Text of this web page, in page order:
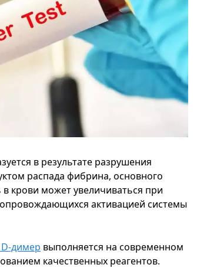
в результате разрушения
распада фибрина, основного
в крови может увеличиваться при
активацией системы
димер выполняется на современном
качественных реагентов.